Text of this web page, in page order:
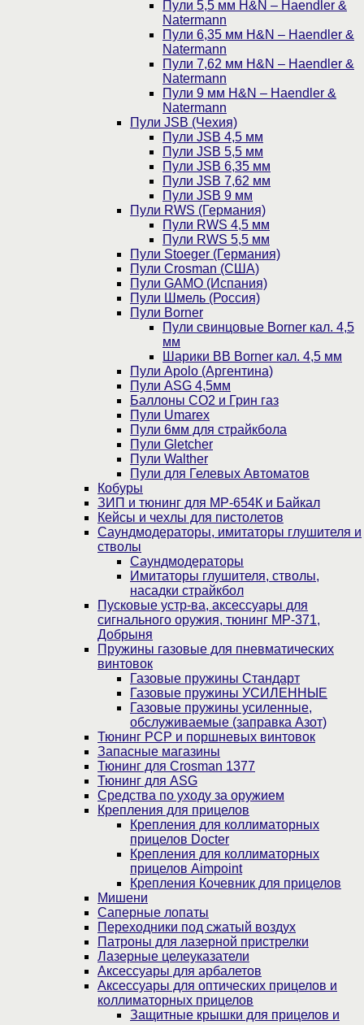
Пули 5,5 мм H&N – Haendler &
Natermann
Пули 6,35 мм H&N – Haendler &
Natermann
Пули 7,62 мм H&N – Haendler &
Natermann
Пули 9 мм H&N – Haendler &
Natermann
Пули JSB (Чехия)
Пули JSB 4,5 мм
Пули JSB 5,5 мм
Пули JSB 6,35 мм
Пули JSB 7,62 мм
Пули JSB 9 мм
Пули RWS (Германия)
Пули RWS 4,5 мм
Пули RWS 5,5 мм
Пули Stoeger (Германия)
Пули Crosman (США)
Пули GAMO (Испания)
Пули Шмель (Россия)
Пули Borner
Пули свинцовые Borner кал. 4,5
мм
Шарики BB Borner кал. 4,5 мм
Пули Apolo (Аргентина)
Пули ASG 4,5мм
Баллоны CO2 и Грин газ
Пули Umarex
Пули 6мм для страйкбола
Пули Gletcher
Пули Walther
Пули для Гелевых Автоматов
Кобуры
ЗИП и тюнинг для МР-654К и Байкал
Кейсы и чехлы для пистолетов
Саундмодераторы, имитаторы глушителя и
стволы
Саундмодераторы
Имитаторы глушителя, стволы,
насадки страйкбол
Пусковые устр-ва, аксессуары для
сигнального оружия, тюнинг МР-371,
Добрыня
Пружины газовые для пневматических
винтовок
Газовые пружины Стандарт
Газовые пружины УСИЛЕННЫЕ
Газовые пружины усиленные,
обслуживаемые (заправка Азот)
Тюнинг PCP и поршневых винтовок
Запасные магазины
Тюнинг для Crosman 1377
Тюнинг для ASG
Средства по уходу за оружием
Крепления для прицелов
Крепления для коллиматорных
прицелов Docter
Крепления для коллиматорных
прицелов Aimpoint
Крепления Кочевник для прицелов
Мишени
Саперные лопаты
Переходники под сжатый воздух
Патроны для лазерной пристрелки
Лазерные целеуказатели
Аксессуары для арбалетов
Аксессуары для оптических прицелов и
коллиматорных прицелов
Защитные крышки для прицелов и